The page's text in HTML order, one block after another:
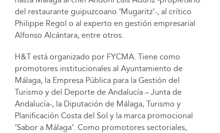
del restaurante guipuzcoano ‘Mugaritz’-, al crítico
Philippe Regol o al experto en gestión empresarial
Alfonso Alcántara, entre otros.
H&T está organizado por FYCMA. Tiene como
promotores institucionales al Ayuntamiento de
Málaga, la Empresa Pública para la Gestión del
Turismo y del Deporte de Andalucía – Junta de
Andalucía-, la Diputación de Málaga, Turismo y
Planificación Costa del Sol y la marca promocional
‘Sabor a Málaga’. Como promotores sectoriales,